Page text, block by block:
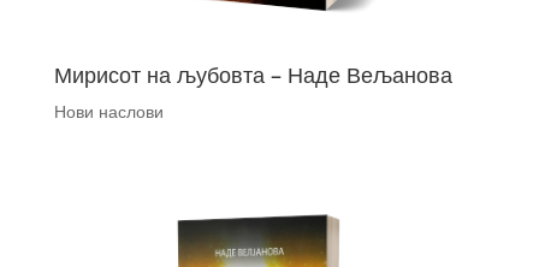
Мирисот на љубовта – Наде Вељанова
Нови наслови